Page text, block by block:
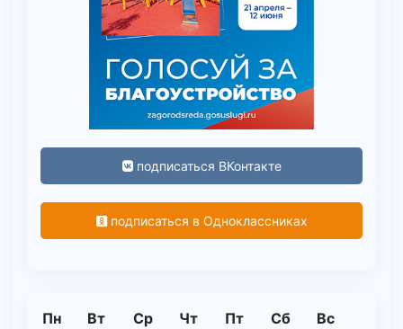
подписаться ВКонтакте
подписаться в Одноклассниках
Пн Вт Ср Чт Пт Сб Вс